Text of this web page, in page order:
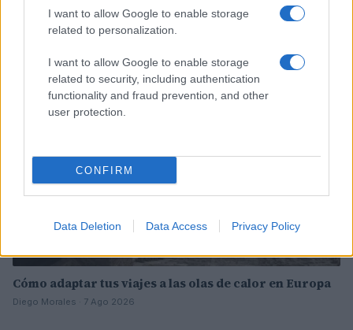
I want to allow Google to enable storage
related to personalization.
I want to allow Google to enable storage
related to security, including authentication
functionality and fraud prevention, and other
user protection.
CONFIRM
Data Deletion Data Access Privacy Policy
según tu estilo de viaje
Javier Ortega · 8 Ago 2026
CONSEJOS PARA VIAJAR
Cómo adaptar tus viajes a las olas de calor en Europa
Diego Morales · 7 Ago 2026